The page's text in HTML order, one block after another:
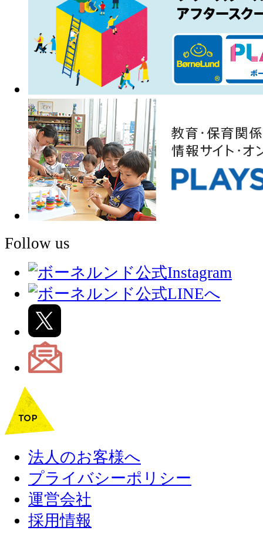
Follow us
法人のお客様へ
プライバシーポリシー
運営会社
採用情報